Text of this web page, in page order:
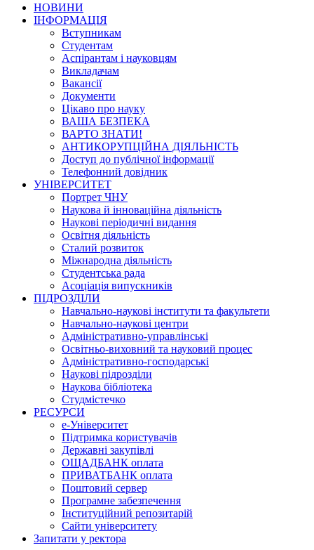
НОВИНИ
ІНФОРМАЦІЯ
Вступникам
Студентам
Аспірантам і науковцям
Викладачам
Вакансії
Документи
Цікаво про науку
ВАША БЕЗПЕКА
ВАРТО ЗНАТИ!
АНТИКОРУПЦІЙНА ДІЯЛЬНІСТЬ
Доступ до публічної інформації
Телефонний довідник
УНІВЕРСИТЕТ
Портрет ЧНУ
Наукова й інноваційна діяльність
Наукові періодичні видання
Освітня діяльність
Сталий розвиток
Міжнародна діяльність
Студентська рада
Асоціація випускників
ПІДРОЗДІЛИ
Навчально-наукові інститути та факультети
Навчально-наукові центри
Адміністративно-управлінські
Освітньо-виховний та науковий процес
Адміністративно-господарські
Наукові підрозділи
Наукова бібліотека
Студмістечко
РЕСУРСИ
е-Університет
Підтримка користувачів
Державні закупівлі
ОЩАДБАНК оплата
ПРИВАТБАНК оплата
Поштовий сервер
Програмне забезпечення
Інституційний репозитарій
Сайти університету
Запитати у ректора